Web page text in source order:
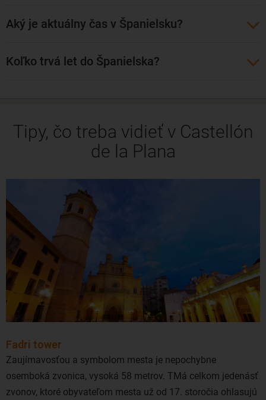
Aký je aktuálny čas v Španielsku?
Koľko trvá let do Španielska?
Tipy, čo treba vidieť v Castellón
de la Plana
Fadri tower
Zaujímavosťou a symbolom mesta je nepochybne
osemboká zvonica, vysoká 58 metrov. TMá celkom jedenásť
zvonov, ktoré obyvateľom mesta už od 17. storočia ohlasujú